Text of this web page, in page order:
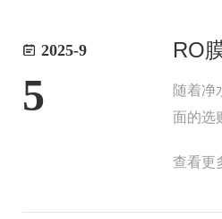
2025-9
5
RO
随着净
面的选
个关键
查看更